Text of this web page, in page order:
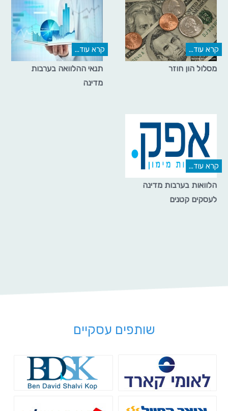
קרא עוד...
מסלול הון חוזר
קרא עוד...
תנאי ההלוואה בערבות
מדינה
קרא עוד...
הלוואות בערבות מדינה
לעסקים קטנים
שותפים עסקיים
לאומי קארד Bdsk
בנק אוצר החייל - מימון לעסקים